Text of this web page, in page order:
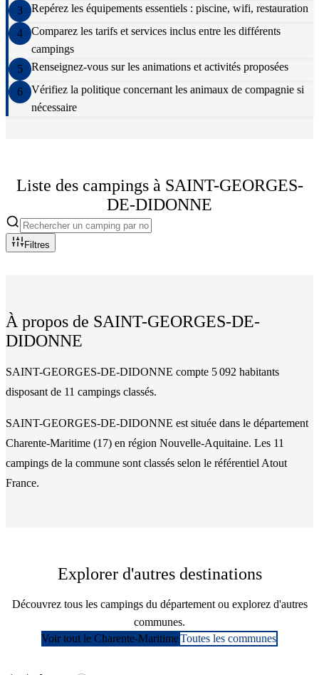
3
Repérez les équipements essentiels : piscine, wifi, restauration
4
Comparez les tarifs et services inclus entre les différents
campings
5
Renseignez-vous sur les animations et activités proposées
6
Vérifiez la politique concernant les animaux de compagnie si
nécessaire
Liste des campings à SAINT-GEORGES-
DE-DIDONNE
Filtres
À propos de SAINT-GEORGES-DE-
DIDONNE
SAINT-GEORGES-DE-DIDONNE compte 5 092 habitants
disposant de 11 campings classés.
SAINT-GEORGES-DE-DIDONNE est située dans le département
Charente-Maritime (17) en région Nouvelle-Aquitaine. Les 11
campings de la commune sont classés selon le référentiel Atout
France.
Explorer d'autres destinations
Découvrez tous les campings du département ou explorez d'autres
communes.
Voir tout le Charente-MaritimeToutes les communes